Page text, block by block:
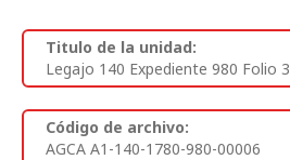
Titulo de la unidad:
Legajo 140 Expediente 980 Folio 3
Código de archivo:
AGCA A1-140-1780-980-00006